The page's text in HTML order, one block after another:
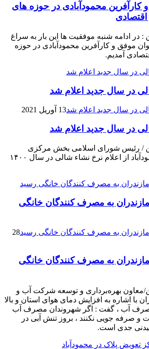
محمودآبادی در حوزه های
: در ادامه شنبه موفقیت ها این بار به سراغ
موفق و کارآفرین محمودآبادی در حوزه
آمدیم.
در سال جدید اعلام شد
13 آوریل 2021
در سال جدید اعلام شد
/ رئیس شورای اسلامی بخش مرکزی
شهرستان محمودآباد از اعلام نرخ نشاء شالی در سال ۱۴۰۰
به مصرف كنندگان خانگی
28
به مصرف كنندگان خانگی
معاون بهره‌برداری و توسعه شرکت آب و
با اشاره به افزایش دمای هوای استان و بالا
آب ، گفت : اگر شهروندان مصرف آب
و صرفه جویی نکنند ، بروز تنش آبی در
جدی است.